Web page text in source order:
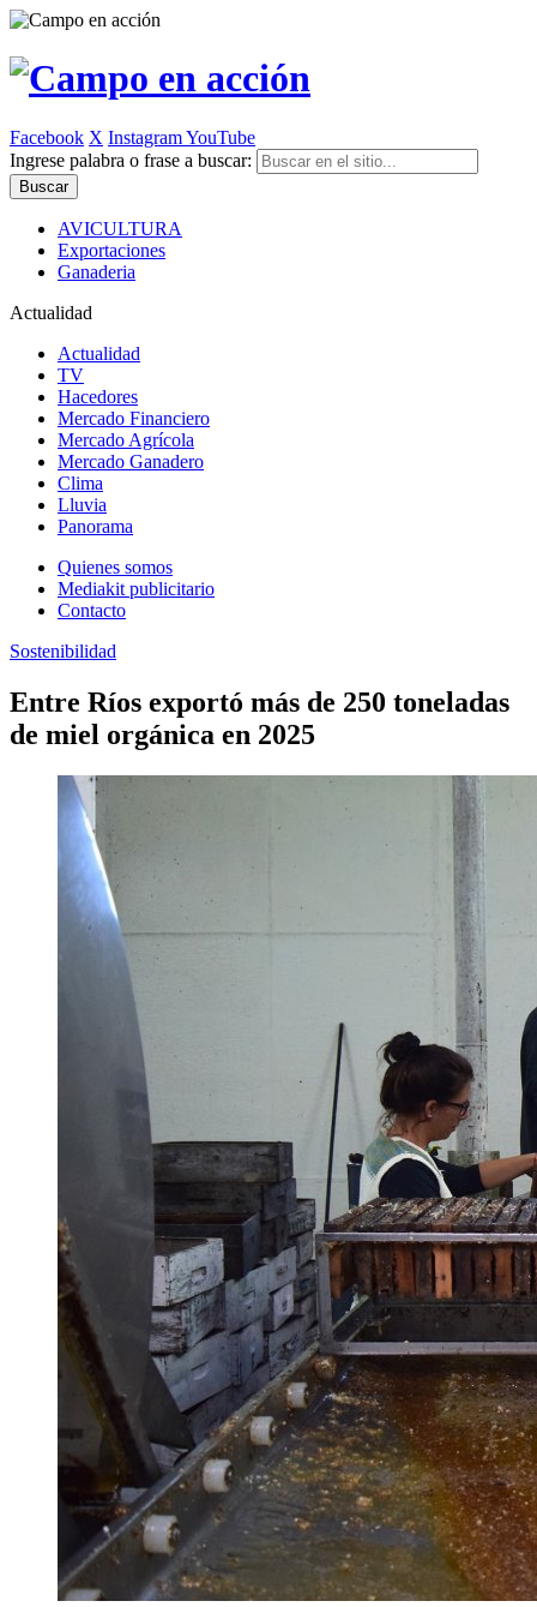
Facebook X InstagramYouTube
Ingrese palabra o frase a buscar:
AVICULTURA
Exportaciones
Ganaderia
Actualidad
Actualidad
TV
Hacedores
Mercado Financiero
Mercado Agrícola
Mercado Ganadero
Clima
Lluvia
Panorama
Quienes somos
Mediakit publicitario
Contacto
Sostenibilidad
Entre Ríos exportó más de 250 toneladas
de miel orgánica en 2025